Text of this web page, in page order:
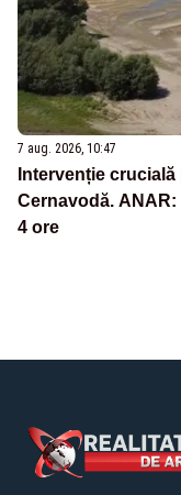
7 aug. 2026, 10:47
Intervenție
Cernavodă.
4 ore